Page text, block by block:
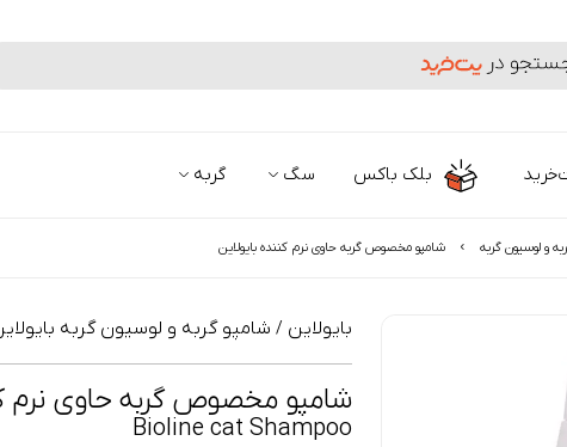
محصولات و برندها
بلک باکس سگ گربه
و لوسیون گربه شامپو مخصوص گربه حاوی نرم کننده بایولاین
بایولاین / شامپو گربه و لوسیون گربه
شامپو مخصوص گربه حاوی نرم
Bioline cat Shampoo